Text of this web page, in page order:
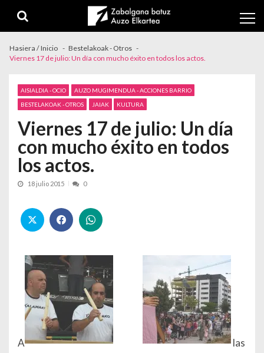
Hasiera / Inicio
Bestelakoak - Otros
Viernes 17 de julio: Un día con mucho éxito en todos los actos.
AISIALDIA - OCIO
AUZO MUGIMENDUA - ACCIONES BARRIO
BESTELAKOAK - OTROS
JAIAK KULTURA
Viernes 17 de julio: Un día
con mucho éxito en todos
los actos.
18 julio 2015 0
A
las